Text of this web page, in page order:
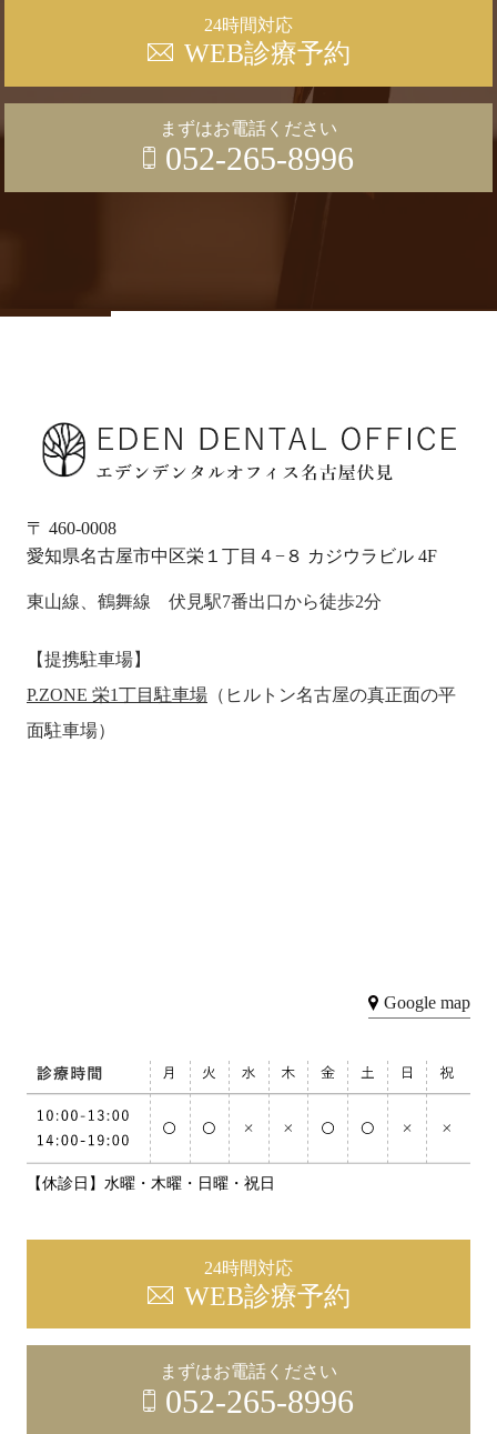
24時間対応
WEB診療予約
まずはお電話ください
052-265-8996
〒 460-0008
愛知県名古屋市中区栄１丁目４−８ カジウラビル 4F
東山線、鶴舞線 伏見駅7番出口から徒歩2分
【提携駐車場】
P.ZONE 栄1丁目駐車場 （ヒルトン名古屋の真正面の平
面駐車場）
Google map
【休診日】水曜・木曜・日曜・祝日
24時間対応
WEB診療予約
まずはお電話ください
052-265-8996